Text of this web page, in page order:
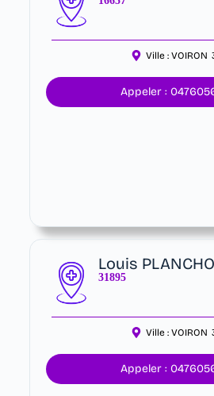
Ville :VOIRON
Appeler :
Louis
31895
Ville :VOIRON
Appeler :